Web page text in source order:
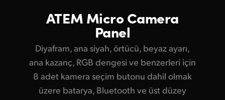
ATEM Micro Camera
Panel
Diyafram, ana siyah, örtücü, beyaz ayarı,
ana kazanç, RGB dengesi ve benzerleri için
8 adet kamera seçim butonu dahil olmak
üzere batarya, Bluetooth ve üst düzey